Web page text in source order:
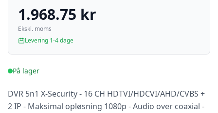
1.968.75 kr
Ekskl. moms
Levering 1-4 dage
På lager
DVR 5n1 X-Security - 16 CH HDTVI/HDCVI/AHD/CVBS +
2 IP - Maksimal opløsning 1080p - Audio over coaxial -